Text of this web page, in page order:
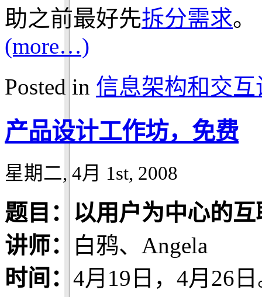
助之前最好先拆分需求。
(more…)
Posted in 信息架构和交互
产品设计工作坊，免费
星期二, 4月 1st, 2008
题目： 以用户为中心的
讲师：
白鸦、Angela
时间： 4月19日，4月26